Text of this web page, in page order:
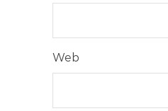
Web